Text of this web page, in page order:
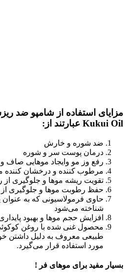
Kukui Oil عبارتند از:
ضد شوره و خارش
درمان پوست سر و شوره
رفع وز مو وایجاد موهایی صاف
مرطوب کننده و درخشان کننده
تقویت ریشه موها و جلوگیری از
حفظ رطوبت موها و جلوگیری
حاوی فرمولاسیونی که به
شناخته می‌شود
افزایش حجم موها و بهبود
محصول غنی شده با روغن
طبیعی معروف به دلیل داشتن
مورد استفاده قرار می‌گیرد.
بسیار مفید برای موهای فر !